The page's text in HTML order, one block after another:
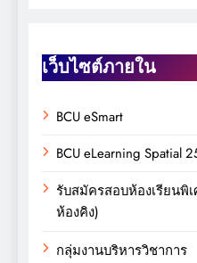
เว็บไซต์ภายใน
BCU eSmart
BCU eLearning Spatial
รับสมัครสอบห้องเรียนพิ
ห้องคิง)
กลุ่มงานบริหารวิชาการ